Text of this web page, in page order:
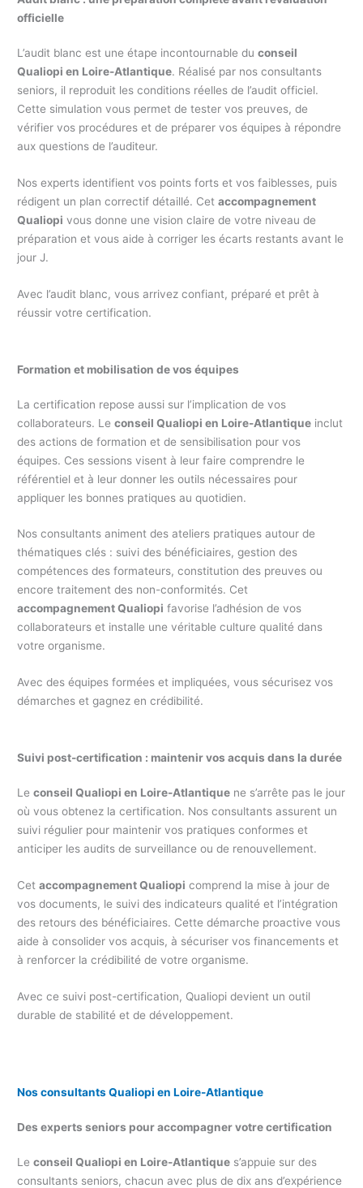
officielle
L’audit blanc est une étape incontournable duconseil
Qualiopi en Loire-Atlantique. Réalisé par nos consultants
seniors, il reproduit les conditions réelles de l’audit officiel.
Cette simulation vous permet de tester vos preuves, de
vérifier vos procédures et de préparer vos équipes à répondre
aux questions de l’auditeur.
Nos experts identifient vos points forts et vos faiblesses, puis
rédigent un plan correctif détaillé. Cetaccompagnement
Qualiopi vous donne une vision claire de votre niveau de
préparation et vous aide à corriger les écarts restants avant le
jour J.
Avec l’audit blanc, vous arrivez confiant, préparé et prêt à
réussir votre certification.
Formation et mobilisation de vos équipes
La certification repose aussi sur l’implication de vos
collaborateurs. Leconseil Qualiopi en Loire-Atlantique inclut
des actions de formation et de sensibilisation pour vos
équipes. Ces sessions visent à leur faire comprendre le
référentiel et à leur donner les outils nécessaires pour
appliquer les bonnes pratiques au quotidien.
Nos consultants animent des ateliers pratiques autour de
thématiques clés : suivi des bénéficiaires, gestion des
compétences des formateurs, constitution des preuves ou
encore traitement des non-conformités. Cet
accompagnement Qualiopi favorise l’adhésion de vos
collaborateurs et installe une véritable culture qualité dans
votre organisme.
Avec des équipes formées et impliquées, vous sécurisez vos
démarches et gagnez en crédibilité.
Suivi post-certification : maintenir vos acquis dans la durée
Leconseil Qualiopi en Loire-Atlantique ne s’arrête pas le jour
où vous obtenez la certification. Nos consultants assurent un
suivi régulier pour maintenir vos pratiques conformes et
anticiper les audits de surveillance ou de renouvellement.
Cetaccompagnement Qualiopi comprend la mise à jour de
vos documents, le suivi des indicateurs qualité et l’intégration
des retours des bénéficiaires. Cette démarche proactive vous
aide à consolider vos acquis, à sécuriser vos financements et
à renforcer la crédibilité de votre organisme.
Avec ce suivi post-certification, Qualiopi devient un outil
durable de stabilité et de développement.
Nos consultants Qualiopi en Loire-Atlantique
Des experts seniors pour accompagner votre certification
Leconseil Qualiopi en Loire-Atlantique s’appuie sur des
consultants seniors, chacun avec plus de dix ans d’expérience